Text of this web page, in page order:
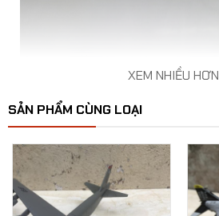
XEM NHIỀU HƠN
SẢN PHẨM CÙNG LOẠI